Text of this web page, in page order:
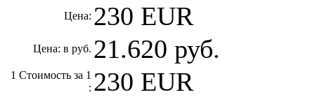
Цена: 230 EUR
Цена: в руб. 21.620 руб.
1 Стоимость за 1
: 230 EUR